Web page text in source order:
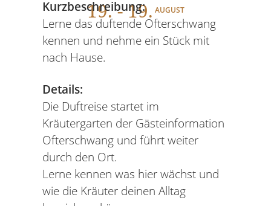
19. - 19. AUGUST
Kurzbeschreibung:
Lerne das duftende Ofterschwang
kennen und nehme ein Stück mit
nach Hause.
Details:
Die Duftreise startet im
Kräutergarten der Gästeinformation
Ofterschwang und führt weiter
durch den Ort.
Lerne kennen was hier wächst und
wie die Kräuter deinen Alltag